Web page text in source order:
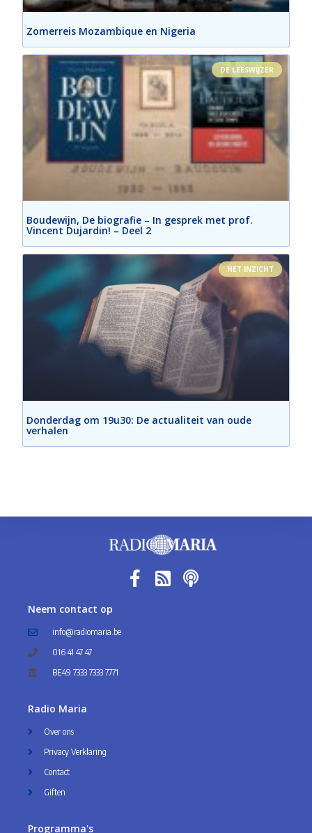
Zomerreis Mozambique en Nigeria
DE LEESWIJZER
Boudewijn, De biografie – In gesprek met prof.
Vincent Dujardin! – Deel 2
HET INZICHT
Donderdag om 19u30: De actualiteit van oude
verhalen
Neem contact op
info@radiomaria.be
016 41 47 47
BE49 7333 7333 7771
Radio Maria
Over ons
Privacy Verklaring
Contact
Giften
Programma's